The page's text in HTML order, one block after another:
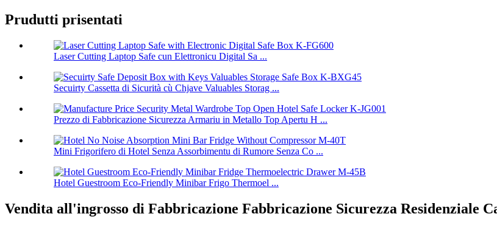
Prudutti prisentati
Laser Cutting Laptop Safe cun Elettronicu Digital Sa ...
Secuirty Cassetta di Sicurità cù Chjave Valuables Storag ...
Prezzo di Fabbricazione Sicurezza Armariu in Metallo Top Apertu H ...
Mini Frigorifero di Hotel Senza Assorbimentu di Rumore Senza Co ...
Hotel Guestroom Eco-Friendly Minibar Frigo Thermoel ...
Vendita all'ingrosso di Fabbricazione Fabbricazione Sicurezza Residenziale